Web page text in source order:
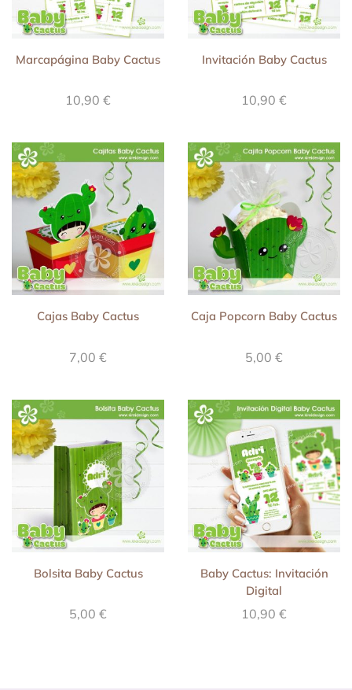
Marcapágina Baby Cactus
10,90 €
Invitación Baby Cactus
10,90 €
Cajas Baby Cactus
7,00 €
Caja Popcorn Baby Cactus
5,00 €
Bolsita Baby Cactus
5,00 €
Baby Cactus: Invitación
Digital
10,90 €